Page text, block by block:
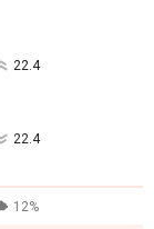
22.4
22.4
12%